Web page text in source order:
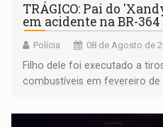
TRÁGICO: Pai do
em acidente na BR-364
Polícia 08 de Agosto de
Filho dele foi executado a
combustíveis em fevereiro de